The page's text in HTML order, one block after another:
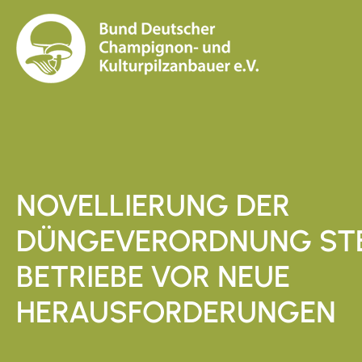
NOVELLIERUNG DER
DÜNGEVERORDNUNG
BETRIEBE VOR NEUE
HERAUSFORDERUNGEN